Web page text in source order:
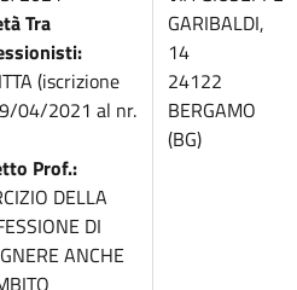
Tra
(iscrizione
04/2021 al nr.
Prof.:
DELLA
DI
ANCHE
GARIBALDI,
14
24122
BERGAMO
(BG)